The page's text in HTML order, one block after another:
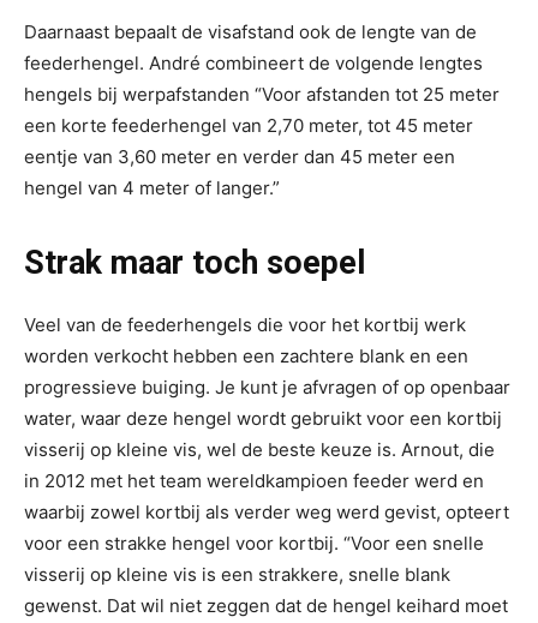
Daarnaast bepaalt de visafstand ook de lengte van de
feederhengel. André combineert de volgende lengtes
hengels bij werpafstanden “Voor afstanden tot 25 meter
een korte feederhengel van 2,70 meter, tot 45 meter
eentje van 3,60 meter en verder dan 45 meter een
hengel van 4 meter of langer.”
Strak maar toch soepel
Veel van de feederhengels die voor het kortbij werk
worden verkocht hebben een zachtere blank en een
progressieve buiging. Je kunt je afvragen of op openbaar
water, waar deze hengel wordt gebruikt voor een kortbij
visserij op kleine vis, wel de beste keuze is. Arnout, die
in 2012 met het team wereldkampioen feeder werd en
waarbij zowel kortbij als verder weg werd gevist, opteert
voor een strakke hengel voor kortbij. “Voor een snelle
visserij op kleine vis is een strakkere, snelle blank
gewenst. Dat wil niet zeggen dat de hengel keihard moet